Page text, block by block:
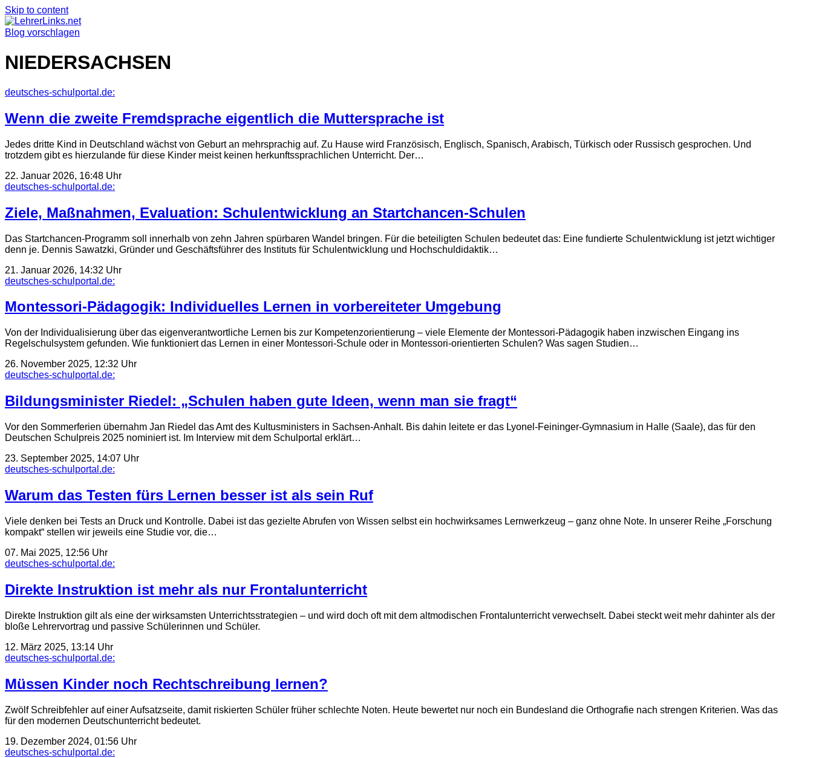
Skip to content
Blog vorschlagen
NIEDERSACHSEN
deutsches-schulportal.de:
Wenn die zweite Fremdsprache eigentlich die Muttersprache ist
Jedes dritte Kind in Deutschland wächst von Geburt an mehrsprachig auf. Zu Hause wird Französisch, Englisch, Spanisch, Arabisch, Türkisch oder Russisch gesprochen. Und
trotzdem gibt es hierzulande für diese Kinder meist keinen herkunftssprachlichen Unterricht. Der…
22. Januar 2026, 16:48 Uhr
deutsches-schulportal.de:
Ziele, Maßnahmen, Evaluation: Schulentwicklung an Startchancen-Schulen
Das Startchancen-Programm soll innerhalb von zehn Jahren spürbaren Wandel bringen. Für die beteiligten Schulen bedeutet das: Eine fundierte Schulentwicklung ist jetzt wichtiger
denn je. Dennis Sawatzki, Gründer und Geschäftsführer des Instituts für Schulentwicklung und Hochschuldidaktik…
21. Januar 2026, 14:32 Uhr
deutsches-schulportal.de:
Montessori-Pädagogik: Individuelles Lernen in vorbereiteter Umgebung
Von der Individualisierung über das eigenverantwortliche Lernen bis zur Kompetenzorientierung – viele Elemente der Montessori-Pädagogik haben inzwischen Eingang ins
Regelschulsystem gefunden. Wie funktioniert das Lernen in einer Montessori-Schule oder in Montessori-orientierten Schulen? Was sagen Studien…
26. November 2025, 12:32 Uhr
deutsches-schulportal.de:
Bildungsminister Riedel: „Schulen haben gute Ideen, wenn man sie fragt“
Vor den Sommerferien übernahm Jan Riedel das Amt des Kultusministers in Sachsen-Anhalt. Bis dahin leitete er das Lyonel-Feininger-Gymnasium in Halle (Saale), das für den
Deutschen Schulpreis 2025 nominiert ist. Im Interview mit dem Schulportal erklärt…
23. September 2025, 14:07 Uhr
deutsches-schulportal.de:
Warum das Testen fürs Lernen besser ist als sein Ruf
Viele denken bei Tests an Druck und Kontrolle. Dabei ist das gezielte Abrufen von Wissen selbst ein hoch­wirksames Lern­werk­zeug – ganz ohne Note. In unserer Reihe „Forschung
kompakt“ stellen wir jeweils eine Studie vor, die…
07. Mai 2025, 12:56 Uhr
deutsches-schulportal.de:
Direkte Instruktion ist mehr als nur Frontalunterricht
Direkte Instruktion gilt als eine der wirksamsten Unterrichtsstrategien – und wird doch oft mit dem altmodischen Frontalunterricht verwechselt. Dabei steckt weit mehr dahinter als der
bloße Lehrervortrag und passive Schülerinnen und Schüler.
12. März 2025, 13:14 Uhr
deutsches-schulportal.de:
Müssen Kinder noch Rechtschreibung lernen?
Zwölf Schreibfehler auf einer Aufsatzseite, damit riskierten Schüler früher schlechte Noten. Heute bewertet nur noch ein Bundesland die Orthografie nach strengen Kriterien. Was das
für den modernen Deutschunterricht bedeutet.
19. Dezember 2024, 01:56 Uhr
deutsches-schulportal.de: